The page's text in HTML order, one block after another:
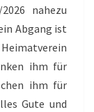
nahezu
Abgang ist
ihm für
ihm für
Gute und